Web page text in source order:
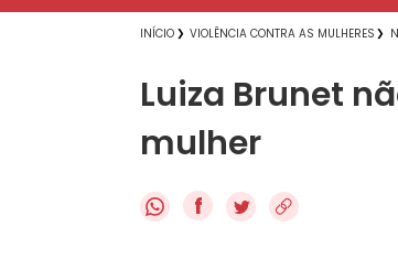
INÍCIO VIOLÊNCIA CONTRA AS MULHERES
Luiza Brunet
mulher
f